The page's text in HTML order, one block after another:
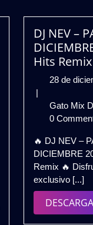
DJ NEV –
Hits
28 de
|
Gato Mix
0
🔥 DJ NEV –
DICIEMBRE
Remix 🔥
exclusivo [...]